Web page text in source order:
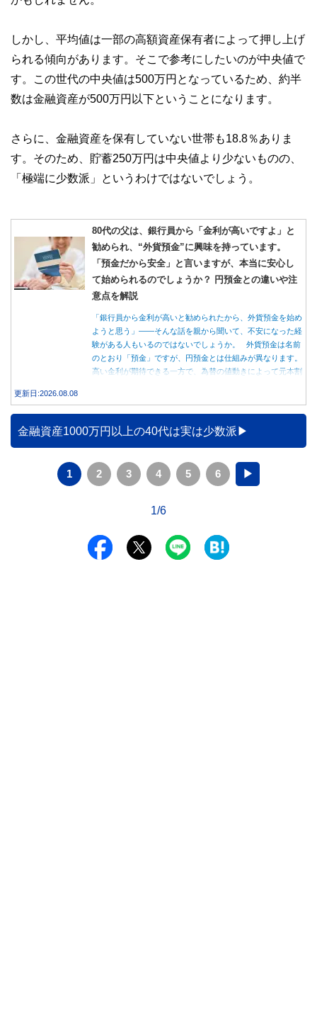
しかし、平均値は一部の高額資産保有者によって押し上げ
られる傾向があります。そこで参考にしたいのが中央値で
す。この世代の中央値は500万円となっているため、約半
数は金融資産が500万円以下ということになります。
さらに、金融資産を保有していない世帯も18.8％ありま
す。そのため、貯蓄250万円は中央値より少ないものの、
「極端に少数派」というわけではないでしょう。
80代の父は、銀行員から「金利が高いですよ」と
勧められ、“外貨預金”に興味を持っています。
「預金だから安全」と言いますが、本当に安心し
て始められるのでしょうか？ 円預金との違いや注
意点を解説
「銀行員から金利が高いと勧められたから、外貨預金を始め
ようと思う」――そんな話を親から聞いて、不安になった経
験がある人もいるのではないでしょうか。 外貨預金は名前
のとおり「預金」ですが、円預金とは仕組みが異なります。
高い金利が期待できる一方で、為替の値動きによって元本割
更新日:2026.08.08
金融資産1000万円以上の40代は実は少数派
1 2 3 4 5 6 ▶
1/6